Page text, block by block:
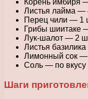
Листья лайма —
Перец чили — 1
Грибы шиитаке
Лук-шалот — 2
Листья
Лимонный сок —
Соль — по вкусу
Шаги